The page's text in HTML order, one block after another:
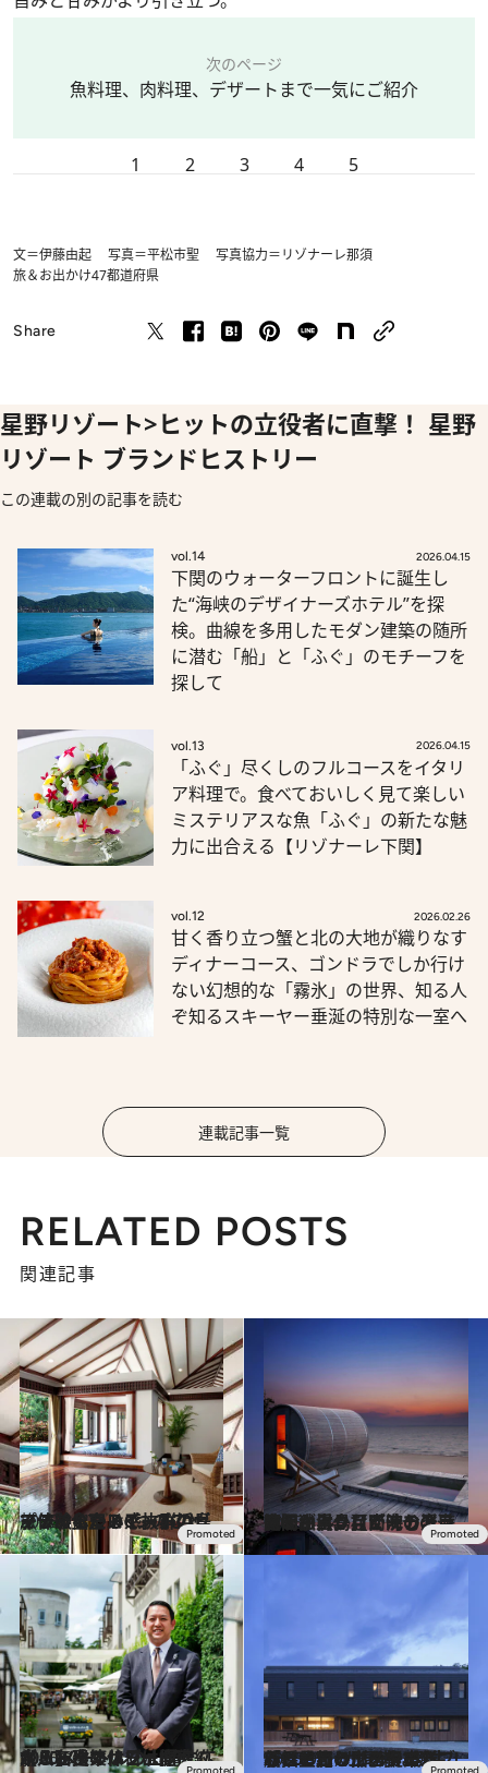
次のページ
魚料理、肉料理、デザートまで一気にご紹介
1 2 3 4 5
文＝伊藤由起 写真＝平松市聖 写真協力＝リゾナーレ那須
旅＆お出かけ47都道府県
Share
星野リゾート>ヒットの立役者に直撃！ 星野
リゾート ブランドヒストリー
この連載の別の記事を読む
vol.14 2026.04.15
下関のウォーターフロントに誕生し
た“海峡のデザイナーズホテル”を探
検。曲線を多用したモダン建築の随所
に潜む「船」と「ふぐ」のモチーフを
探して
vol.13 2026.04.15
「ふぐ」尽くしのフルコースをイタリ
ア料理で。食べておいしく見て楽しい
ミステリアスな魚「ふぐ」の新たな魅
力に出合える【リゾナーレ下関】
vol.12 2026.02.26
甘く香り立つ蟹と北の大地が織りなす
ディナーコース、ゴンドラでしか行け
ない幻想的な「霧氷」の世界、知る人
ぞ知るスキーヤー垂涎の特別な一室へ
連載記事一覧
RELATED POSTS
関連記事
2025.10.7
プライベート感抜群のビーチ、全室スイートのヴィラでくつろぐ。小浜島で体験したい6つのこと
旅＆お出かけ 2025.10.4
太陽が昇り月が沈むドラマティックなビーチの景観を独占。【南海の楽園・小浜島】で叶う浮遊時間
旅＆お出かけ
2025.8.9
【八ヶ岳マルシェ開催中！】次の休日は標高約1000メートルの山麓に広がる名建築リゾートへ
旅＆お出かけ 2025.9.1
心揺さぶる山ホテル「LUCY」が尾瀬に誕生！新しい旅の形を提案する、星野リゾートの新ブランドとしてスタート
旅＆お出かけ